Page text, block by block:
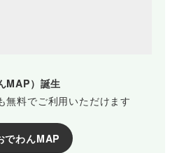
MAP）誕生
無料でご利用いただけます
でわんMAP